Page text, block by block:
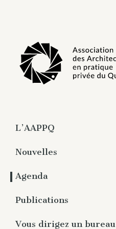
L’AAPPQ
À propos
Travaux
l’architecture
Nouvelles
Agenda
Publications
Magazine numérique -
Vous dirigez un bureau